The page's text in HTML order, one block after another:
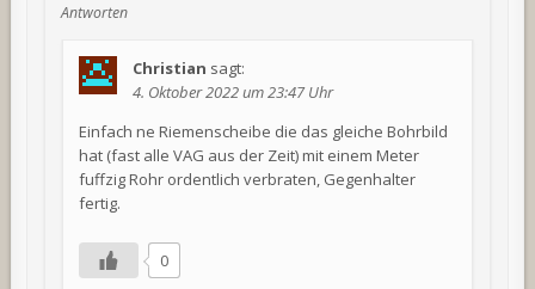
Antworten
Christian sagt:
4. Oktober 2022 um 23:47 Uhr
Einfach ne Riemenscheibe die das gleiche Bohrbild
hat (fast alle VAG aus der Zeit) mit einem Meter
fuffzig Rohr ordentlich verbraten, Gegenhalter
fertig.
0